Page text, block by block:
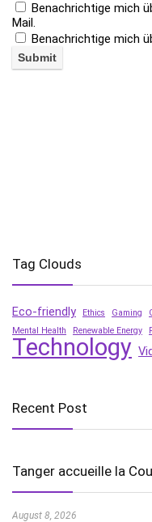
Benachrichtige mich
Mail.
Benachrichtige mich
Tag Clouds
Eco-friendly Ethics Gaming
Mental Health
Renewable Energy
Technology
Recent Post
Tanger accueille la
August 8, 2026